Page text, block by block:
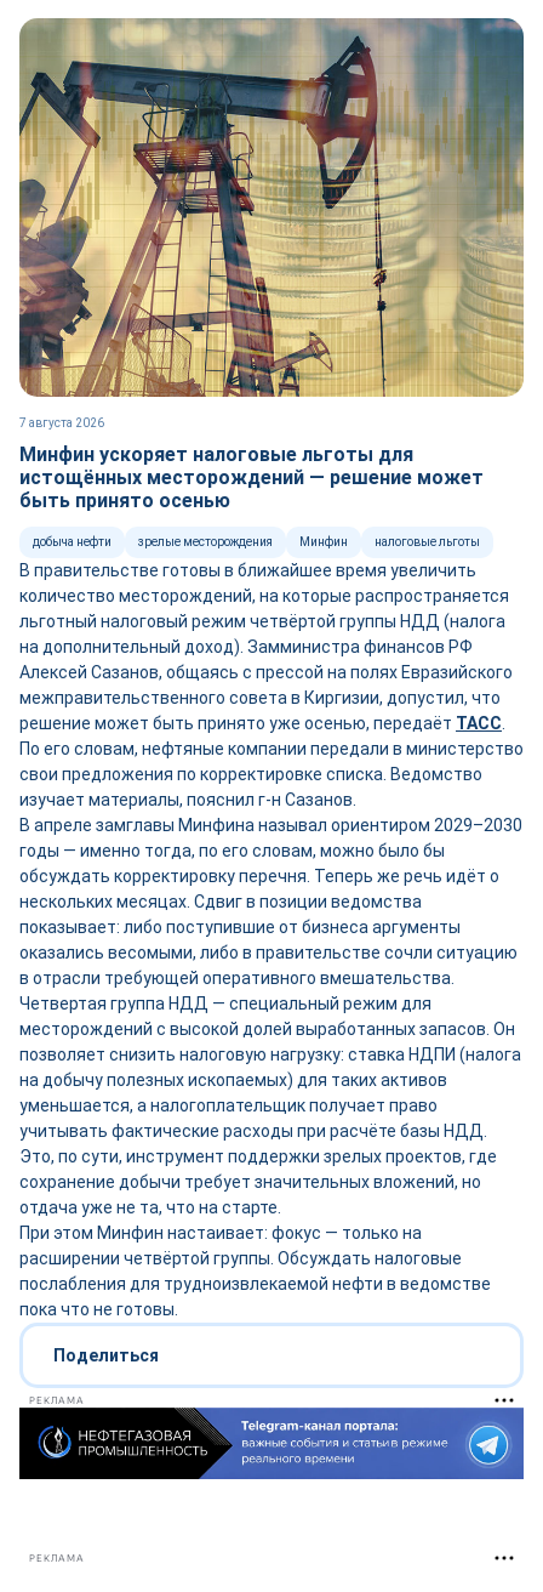
7 августа 2026
Минфин ускоряет налоговые льготы для
истощённых месторождений — решение может
быть принято осенью
добыча нефти зрелые месторождения Минфин налоговые льготы
В правительстве готовы в ближайшее время увеличить
количество месторождений, на которые распространяется
льготный налоговый режим четвёртой группы НДД (налога
на дополнительный доход). Замминистра финансов РФ
Алексей Сазанов, общаясь с прессой на полях Евразийского
межправительственного совета в Киргизии, допустил, что
решение может быть принято уже осенью, передаёт ТАСС
По его словам, нефтяные компании передали в министерство
свои предложения по корректировке списка. Ведомство
изучает материалы, пояснил г-н Сазанов.
В апреле замглавы Минфина называл ориентиром 2029–2030
годы — именно тогда, по его словам, можно было бы
обсуждать корректировку перечня. Теперь же речь идёт о
нескольких месяцах. Сдвиг в позиции ведомства
показывает: либо поступившие от бизнеса аргументы
оказались весомыми, либо в правительстве сочли ситуацию
в отрасли требующей оперативного вмешательства.
Четвертая группа НДД — специальный режим для
месторождений с высокой долей выработанных запасов. Он
позволяет снизить налоговую нагрузку: ставка НДПИ (налога
на добычу полезных ископаемых) для таких активов
уменьшается, а налогоплательщик получает право
учитывать фактические расходы при расчёте базы НДД.
Это, по сути, инструмент поддержки зрелых проектов, где
сохранение добычи требует значительных вложений, но
отдача уже не та, что на старте.
При этом Минфин настаивает: фокус — только на
расширении четвёртой группы. Обсуждать налоговые
послабления для трудноизвлекаемой нефти в ведомстве
пока что не готовы.
Поделиться
РЕКЛАМА
РЕКЛАМА